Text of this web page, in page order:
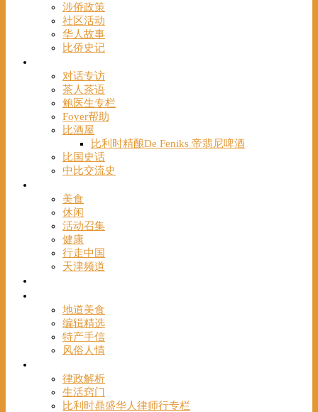
涉侨政策
社区活动
华人故事
比侨史记
对话专访
茶人茶语
鲍医生专栏
Foyer帮助
比酒屋
比利时精酿De Feniks 帝翡尼啤酒
比国史话
中比交流史
美食
休闲
活动召集
健康
行走中国
天津频道
地道美食
编辑精选
特产手信
风俗人情
律政解析
生活窍门
比利时鼎盛华人律师行专栏